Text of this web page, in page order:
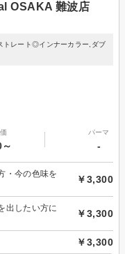
OSAKA 難波店
トレート◎インナーカラー,ダブ
パーマ
-
・今の色味を
￥3,300
出したい方に
￥3,300
￥3,300